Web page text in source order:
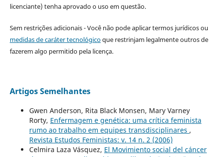
licenciante) tenha aprovado o uso em questão.
Sem restrições adicionais - Você não pode aplicar termos jurídicos ou
medidas de caráter tecnológicoque restrinjam legalmente outros de
fazerem algo permitido pela licença.
Artigos Semelhantes
Gwen Anderson, Rita Black Monsen, Mary Varney
Rorty, Enfermagem e genética: uma crítica feminista
rumo ao trabalho em equipes transdisciplinares ,
Revista Estudos Feministas: v. 14 n. 2 (2006)
Celmira Laza Vásquez, El Movimiento social del cáncer